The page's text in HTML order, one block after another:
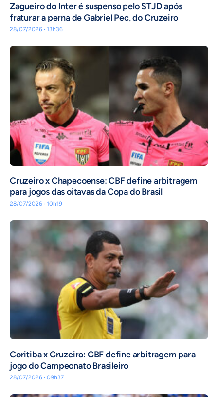
Zagueiro do Inter é suspenso pelo STJD após
fraturar a perna de Gabriel Pec, do Cruzeiro
28/07/2026 · 13h36
Cruzeiro x Chapecoense: CBF define arbitragem
para jogos das oitavas da Copa do Brasil
28/07/2026 · 10h19
Coritiba x Cruzeiro: CBF define arbitragem para
jogo do Campeonato Brasileiro
28/07/2026 · 09h37